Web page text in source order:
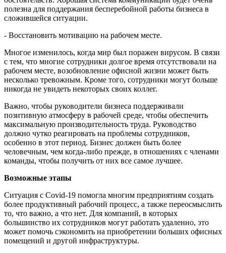
полезна для поддержания бесперебойной работы бизнеса в
сложившейся ситуации.
- Восстановить мотивацию на рабочем месте.
Многое изменилось, когда мир был поражен вирусом. В связи
с тем, что многие сотрудники долгое время отсутствовали на
рабочем месте, возобновление офисной жизни может быть
несколько тревожным. Кроме того, сотрудники могут больше
никогда не увидеть некоторых своих коллег.
Важно, чтобы руководители бизнеса поддерживали
позитивную атмосферу в рабочей среде, чтобы обеспечить
максимальную производительность труда. Руководство
должно чутко реагировать на проблемы сотрудников,
особенно в этот период. Бизнес должен быть более
человечным, чем когда-либо прежде, в отношениях с членами
команды, чтобы получить от них все самое лучшее.
Возможные этапы
Ситуация с Covid-19 помогла многим предприятиям создать
более продуктивный рабочий процесс, а также переосмыслить
то, что важно, а что нет. Для компаний, в которых
большинство их сотрудников могут работать удаленно, это
может помочь сэкономить на приобретении больших офисных
помещений и другой инфраструктуры.